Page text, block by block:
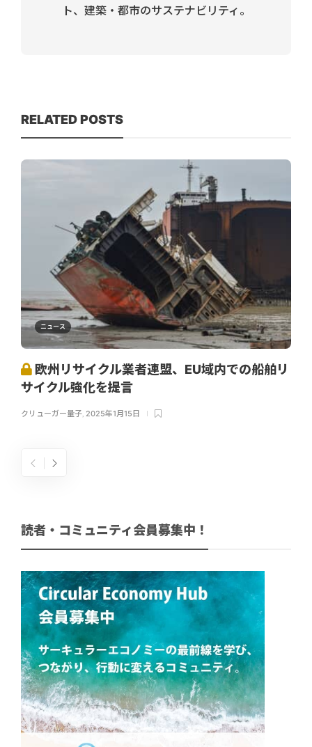
ト、建築・都市のサステナビリティ。
RELATED POSTS
ニュース
欧州リサイクル業者連盟、EU域内での船舶リ
サイクル強化を提言
クリューガー量子 2025年1月15日
読者・コミュニティ会員募集中！